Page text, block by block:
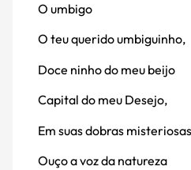
O umbigo
O teu querido umbiguinho,
Doce ninho do meu beijo
Capital do meu Desejo,
Em suas dobras
Ouço a voz da natureza